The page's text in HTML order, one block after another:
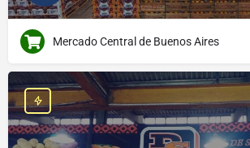
Mercado Central de Buenos Aires